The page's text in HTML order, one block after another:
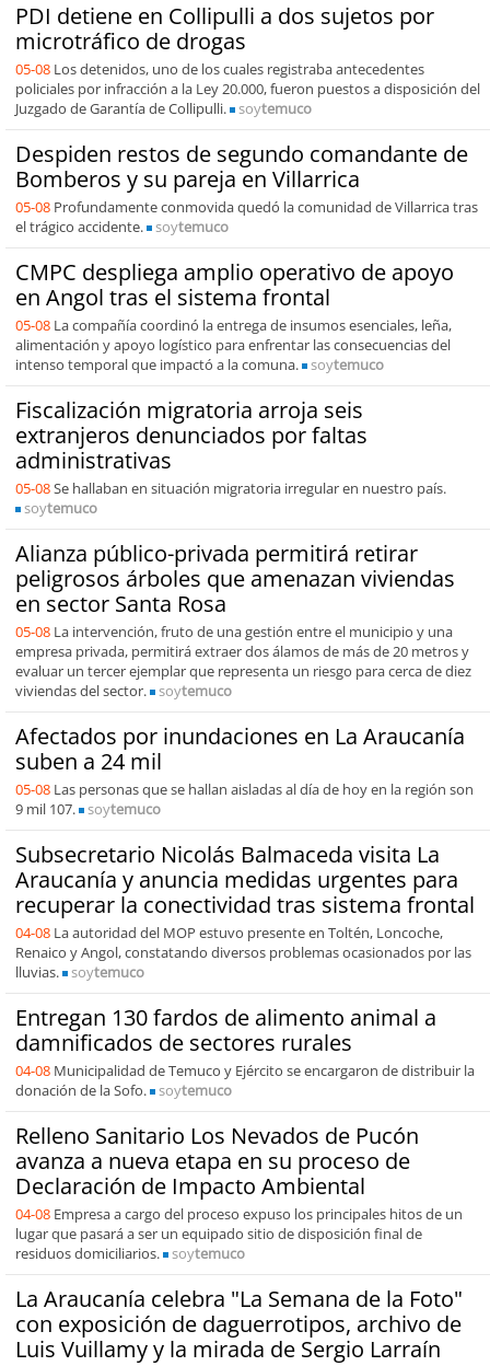
PDI detiene en Collipulli a dos sujetos por
microtráfico de drogas
05-08 Los detenidos, uno de los cuales registraba antecedentes
policiales por infracción a la Ley 20.000, fueron puestos a disposición del
Juzgado de Garantía de Collipulli.
soytemuco
Despiden restos de segundo comandante de
Bomberos y su pareja en Villarrica
05-08 Profundamente conmovida quedó la comunidad de Villarrica tras
el trágico accidente.
soytemuco
CMPC despliega amplio operativo de apoyo
en Angol tras el sistema frontal
05-08 La compañía coordinó la entrega de insumos esenciales, leña,
alimentación y apoyo logístico para enfrentar las consecuencias del
intenso temporal que impactó a la comuna.
soytemuco
Fiscalización migratoria arroja seis
extranjeros denunciados por faltas
administrativas
05-08Se hallaban en situación migratoria irregular en nuestro país.
soytemuco
Alianza público-privada permitirá retirar
peligrosos árboles que amenazan viviendas
en sector Santa Rosa
05-08 La intervención, fruto de una gestión entre el municipio y una
empresa privada, permitirá extraer dos álamos de más de 20 metros y
evaluar un tercer ejemplar que representa un riesgo para cerca de diez
viviendas del sector.
soytemuco
Afectados por inundaciones en La Araucanía
suben a 24 mil
05-08 Las personas que se hallan aisladas al día de hoy en la región son
9 mil 107.
soytemuco
Subsecretario Nicolás Balmaceda visita La
Araucanía y anuncia medidas urgentes para
recuperar la conectividad tras sistema frontal
04-08 La autoridad del MOP estuvo presente en Toltén, Loncoche,
Renaico y Angol, constatando diversos problemas ocasionados por las
lluvias.
soytemuco
Entregan 130 fardos de alimento animal a
damnificados de sectores rurales
04-08 Municipalidad de Temuco y Ejército se encargaron de distribuir la
donación de la Sofo.
soytemuco
Relleno Sanitario Los Nevados de Pucón
avanza a nueva etapa en su proceso de
Declaración de Impacto Ambiental
04-08 Empresa a cargo del proceso expuso los principales hitos de un
lugar que pasará a ser un equipado sitio de disposición final de
residuos domiciliarios.
soytemuco
La Araucanía celebra "La Semana de la Foto"
con exposición de daguerrotipos, archivo de
Luis Vuillamy y la mirada de Sergio Larraín